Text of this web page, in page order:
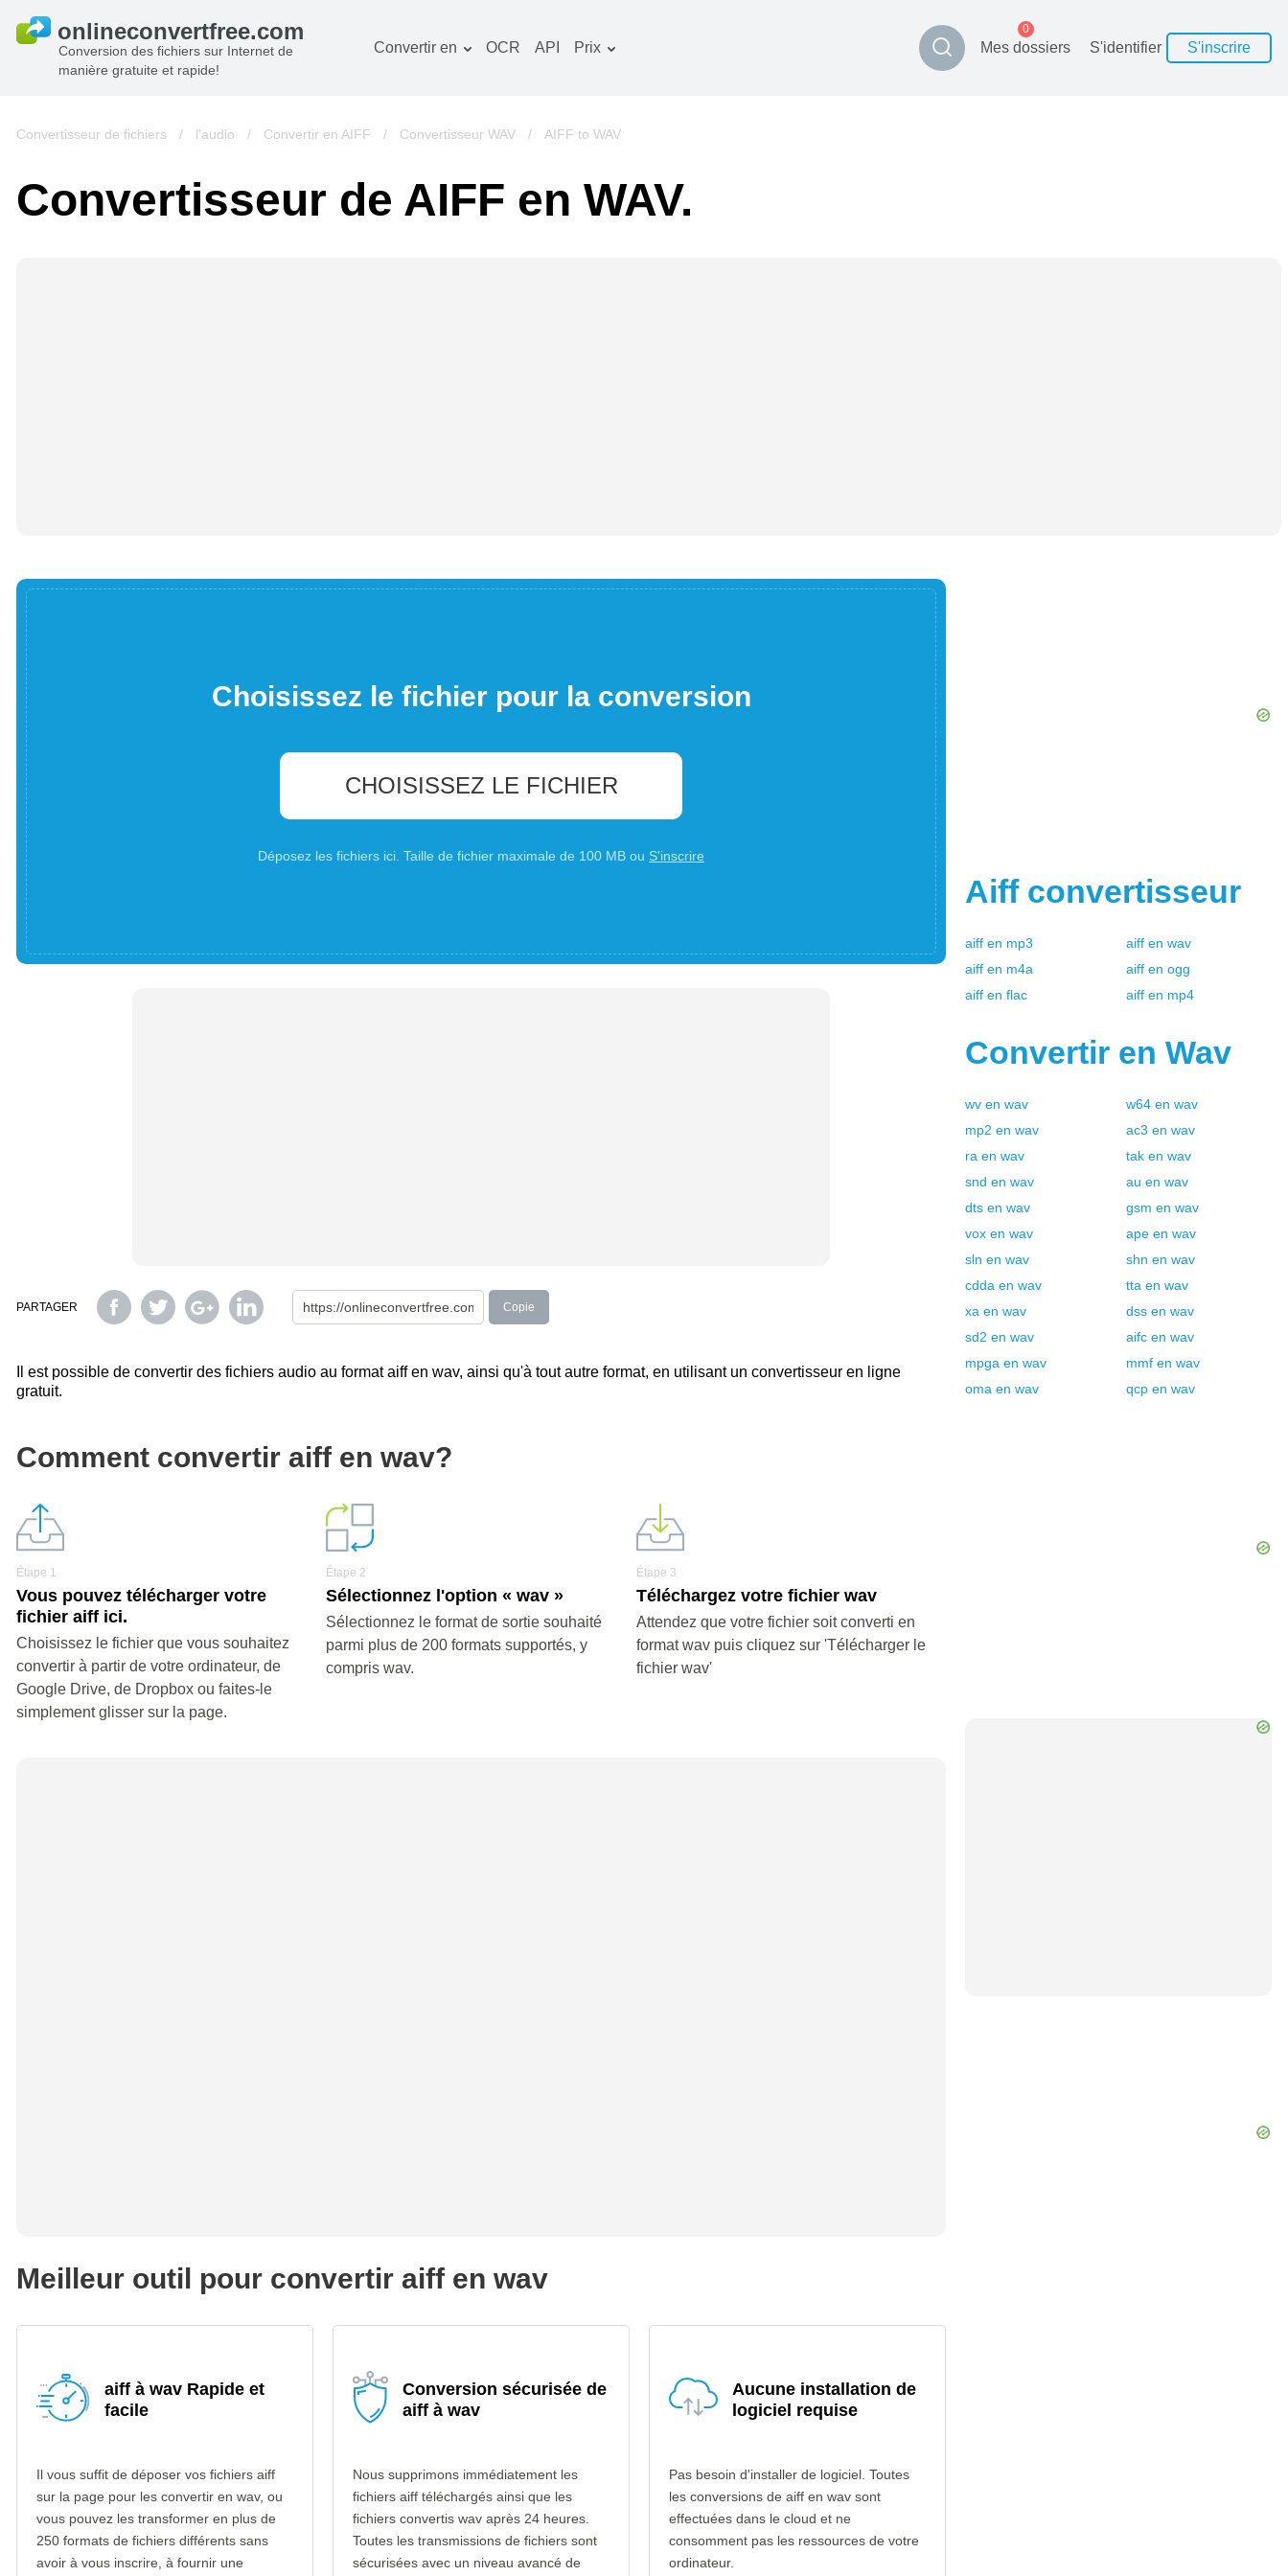
Conversion des fichiers sur Internet de
manière gratuite et rapide!
Convertir en
Image convertisseur
Livres convertisseur
OCR API Prix Mes dossiers
0
S'identifier S'inscrire
Convertisseur de fichiers / l'audio / Convertir en AIFF / Convertisseur WAV / AIFF to WAV
Convertisseur de AIFF en WAV.
Choisissez le fichier pour la conversion
CHOISISSEZ LE FICHIER
Déposez les fichiers ici. Taille de fichier maximale de 100 MB ou S'inscrire
PARTAGER Copie
Il est possible de convertir des fichiers audio au format aiff en wav, ainsi qu'à tout autre format, en utilisant un convertisseur en ligne
gratuit.
Comment convertir aiff en wav?
Étape 1
Vous pouvez télécharger votre
fichier aiff ici.
Choisissez le fichier que vous souhaitez
convertir à partir de votre ordinateur, de
Google Drive, de Dropbox ou faites-le
simplement glisser sur la page.
Étape 2
Sélectionnez l'option « wav »
Sélectionnez le format de sortie souhaité
parmi plus de 200 formats supportés, y
compris wav.
Étape 3
Téléchargez votre fichier wav
Attendez que votre fichier soit converti en
format wav puis cliquez sur 'Télécharger le
fichier wav'
Meilleur outil pour convertir aiff en wav
aiff à wav Rapide et
facile
Il vous suffit de déposer vos fichiers aiff
sur la page pour les convertir en wav, ou
vous pouvez les transformer en plus de
250 formats de fichiers différents sans
avoir à vous inscrire, à fournir une
Conversion sécurisée de
aiff à wav
Nous supprimons immédiatement les
fichiers aiff téléchargés ainsi que les
fichiers convertis wav après 24 heures.
Toutes les transmissions de fichiers sont
sécurisées avec un niveau avancé de
Aucune installation de
logiciel requise
Pas besoin d'installer de logiciel. Toutes
les conversions de aiff en wav sont
effectuées dans le cloud et ne
consomment pas les ressources de votre
ordinateur.
Aiff convertisseur
aiff en mp3 aiff en wav
aiff en m4a aiff en ogg
aiff en flac aiff en mp4
Convertir en Wav
wv en wav w64 en wav
mp2 en wav ac3 en wav
ra en wav tak en wav
snd en wav au en wav
dts en wav gsm en wav
vox en wav ape en wav
sln en wav shn en wav
cdda en wav tta en wav
xa en wav dss en wav
sd2 en wav aifc en wav
mpga en wav mmf en wav
oma en wav qcp en wav